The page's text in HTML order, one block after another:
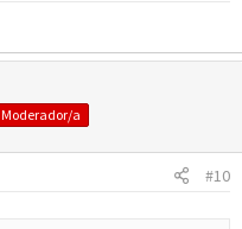
Moderador/a
#10